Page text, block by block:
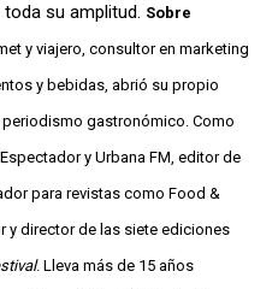
su amplitud. Sobre
y viajero, consultor en marketing
y bebidas, abrió su propio
gastronómico. Como
y Urbana FM, editor de
para revistas como Food &
y director de las siete ediciones
. Lleva más de 15 años